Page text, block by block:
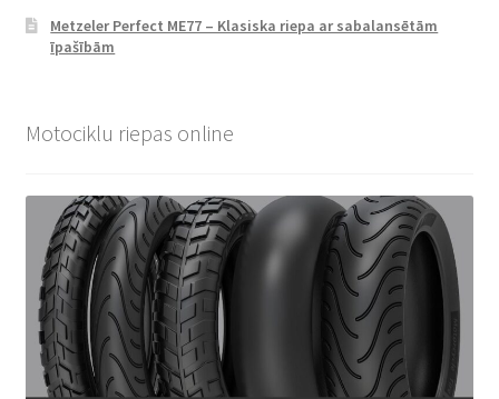
Metzeler Perfect ME77 – Klasiska riepa ar sabalansētām
īpašībām
Motociklu riepas online